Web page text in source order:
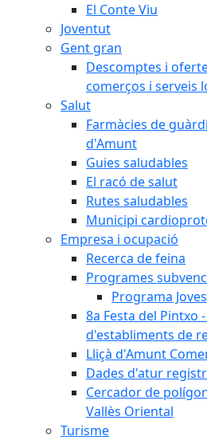
El Conte Viu
Joventut
Gent gran
Descomptes i
comerços i serveis
Salut
Farmàcies de
d'Amunt
Guies saludables
El racó de salut
Rutes saludables
Municipi
Empresa i ocupació
Recerca de feina
Programes
Programa
8a Festa del Pintxo
d'establiments de
Lliçà d'Amunt
Dades d'atur
Cercador de
Vallès Oriental
Turisme